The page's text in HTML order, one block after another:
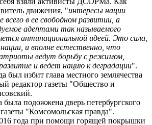
движения, "интересы нации
в ее свободном развитии, а
адептами так называемого
антинациональной идеей. Это сила,
и вполне естественно, что
ведут борьбу с режимом,
и ведет нацию к деградации".
был избит глава местного землячества
редактор газеты "Общество и
была подожжена дверь петербургского
"Комсомольская правда".
года при помощи горящей покрышки